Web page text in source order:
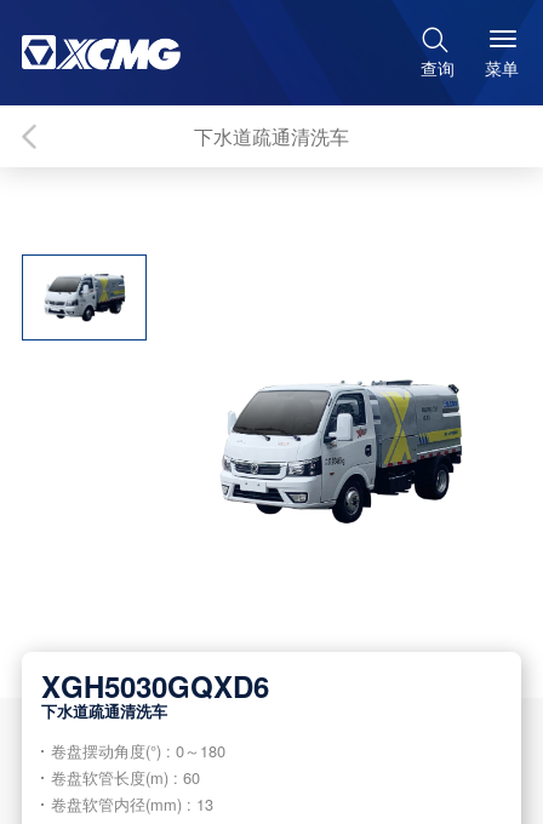

查询 菜单
下水道疏通清洗车
XGH5030GQXD6
下水道疏通清洗车
卷盘摆动角度(°) : 0～180
卷盘软管长度(m) : 60
卷盘软管内径(mm) : 13